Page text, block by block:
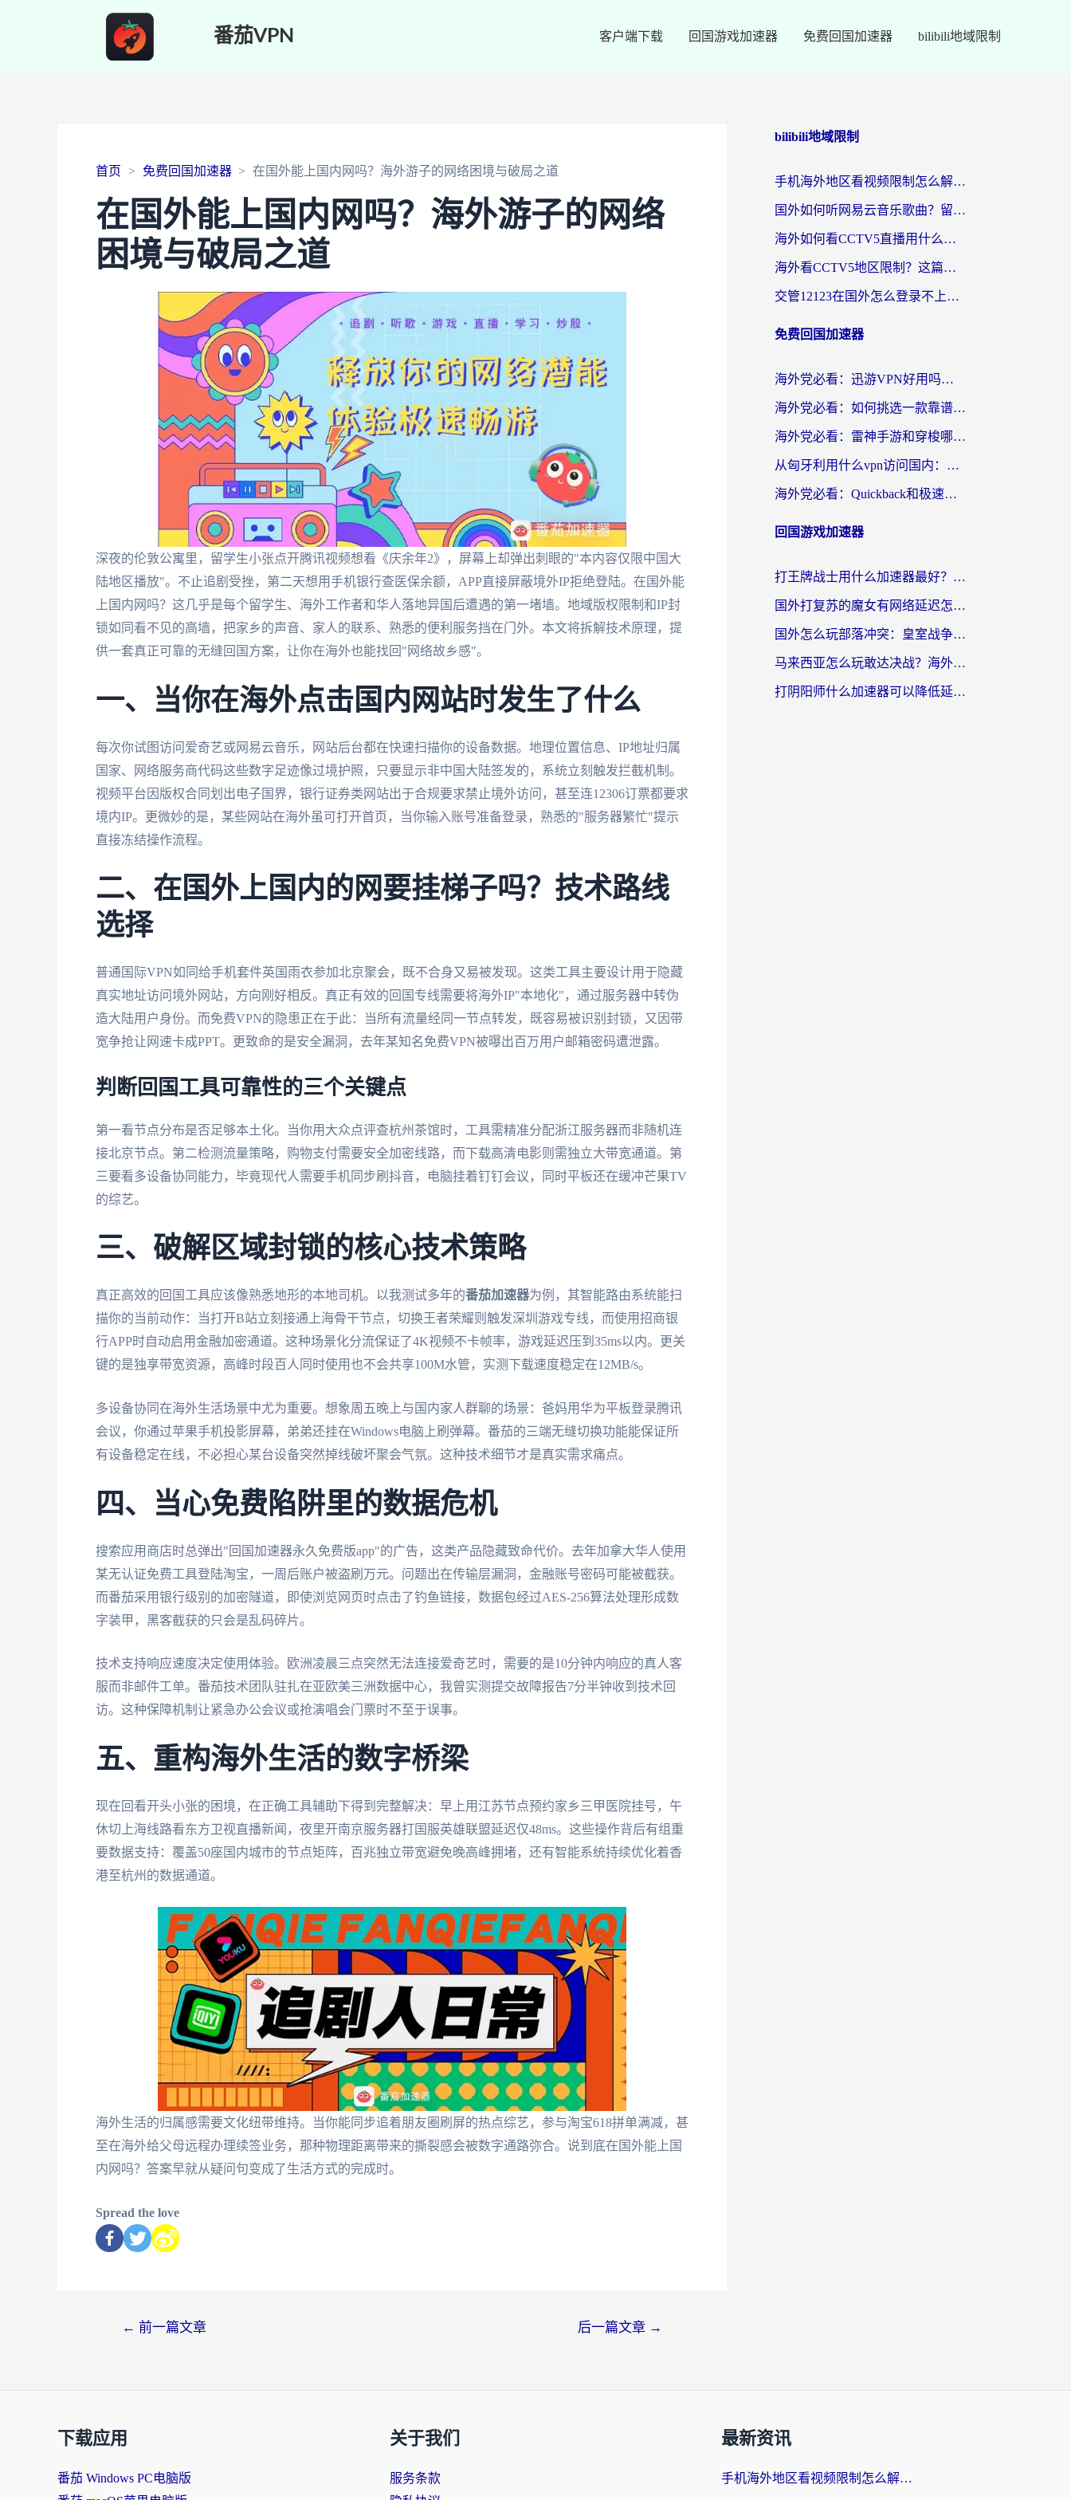
番茄VPN 客户端下载 回国游戏加速器 免费回国加速器 bilibili地域限制
首页 免费回国加速器 在国外能上国内网吗？海外游子的网络困境与破局之道
在国外能上国内网吗？海外游子的网络
困境与破局之道
深夜的伦敦公寓里，留学生小张点开腾讯视频想看《庆余年2》，屏幕上却弹出刺眼的"本内容仅限中国大
陆地区播放"。不止追剧受挫，第二天想用手机银行查医保余额，APP直接屏蔽境外IP拒绝登陆。在国外能
上国内网吗？这几乎是每个留学生、海外工作者和华人落地异国后遭遇的第一堵墙。地域版权限制和IP封
锁如同看不见的高墙，把家乡的声音、家人的联系、熟悉的便利服务挡在门外。本文将拆解技术原理，提
供一套真正可靠的无缝回国方案，让你在海外也能找回"网络故乡感"。
一、当你在海外点击国内网站时发生了什么
每次你试图访问爱奇艺或网易云音乐，网站后台都在快速扫描你的设备数据。地理位置信息、IP地址归属
国家、网络服务商代码这些数字足迹像过境护照，只要显示非中国大陆签发的，系统立刻触发拦截机制。
视频平台因版权合同划出电子国界，银行证券类网站出于合规要求禁止境外访问，甚至连12306订票都要求
境内IP。更微妙的是，某些网站在海外虽可打开首页，当你输入账号准备登录，熟悉的"服务器繁忙"提示
直接冻结操作流程。
二、在国外上国内的网要挂梯子吗？技术路线
选择
普通国际VPN如同给手机套件英国雨衣参加北京聚会，既不合身又易被发现。这类工具主要设计用于隐藏
真实地址访问境外网站，方向刚好相反。真正有效的回国专线需要将海外IP"本地化"，通过服务器中转伪
造大陆用户身份。而免费VPN的隐患正在于此：当所有流量经同一节点转发，既容易被识别封锁，又因带
宽争抢让网速卡成PPT。更致命的是安全漏洞，去年某知名免费VPN被曝出百万用户邮箱密码遭泄露。
判断回国工具可靠性的三个关键点
第一看节点分布是否足够本土化。当你用大众点评查杭州茶馆时，工具需精准分配浙江服务器而非随机连
接北京节点。第二检测流量策略，购物支付需要安全加密线路，而下载高清电影则需独立大带宽通道。第
三要看多设备协同能力，毕竟现代人需要手机同步刷抖音，电脑挂着钉钉会议，同时平板还在缓冲芒果TV
的综艺。
三、破解区域封锁的核心技术策略
真正高效的回国工具应该像熟悉地形的本地司机。以我测试多年的番茄加速器为例，其智能路由系统能扫
描你的当前动作：当打开B站立刻接通上海骨干节点，切换王者荣耀则触发深圳游戏专线，而使用招商银
行APP时自动启用金融加密通道。这种场景化分流保证了4K视频不卡帧率，游戏延迟压到35ms以内。更关
键的是独享带宽资源，高峰时段百人同时使用也不会共享100M水管，实测下载速度稳定在12MB/s。
多设备协同在海外生活场景中尤为重要。想象周五晚上与国内家人群聊的场景：爸妈用华为平板登录腾讯
会议，你通过苹果手机投影屏幕，弟弟还挂在Windows电脑上刷弹幕。番茄的三端无缝切换功能能保证所
有设备稳定在线，不必担心某台设备突然掉线破坏聚会气氛。这种技术细节才是真实需求痛点。
四、当心免费陷阱里的数据危机
搜索应用商店时总弹出"回国加速器永久免费版app"的广告，这类产品隐藏致命代价。去年加拿大华人使用
某无认证免费工具登陆淘宝，一周后账户被盗刷万元。问题出在传输层漏洞，金融账号密码可能被截获。
而番茄采用银行级别的加密隧道，即使浏览网页时点击了钓鱼链接，数据包经过AES-256算法处理形成数
字装甲，黑客截获的只会是乱码碎片。
技术支持响应速度决定使用体验。欧洲凌晨三点突然无法连接爱奇艺时，需要的是10分钟内响应的真人客
服而非邮件工单。番茄技术团队驻扎在亚欧美三洲数据中心，我曾实测提交故障报告7分半钟收到技术回
访。这种保障机制让紧急办公会议或抢演唱会门票时不至于误事。
五、重构海外生活的数字桥梁
现在回看开头小张的困境，在正确工具辅助下得到完整解决：早上用江苏节点预约家乡三甲医院挂号，午
休切上海线路看东方卫视直播新闻，夜里开南京服务器打国服英雄联盟延迟仅48ms。这些操作背后有组重
要数据支持：覆盖50座国内城市的节点矩阵，百兆独立带宽避免晚高峰拥堵，还有智能系统持续优化着香
港至杭州的数据通道。
海外生活的归属感需要文化纽带维持。当你能同步追着朋友圈刷屏的热点综艺，参与淘宝618拼单满减，甚
至在海外给父母远程办理续签业务，那种物理距离带来的撕裂感会被数字通路弥合。说到底在国外能上国
内网吗？答案早就从疑问句变成了生活方式的完成时。
Spread the love
← 前一篇文章 后一篇文章 →
bilibili地域限制
手机海外地区看视频限制怎么解决？留学生亲测有效的回国加速器指南
国外如何听网易云音乐歌曲？留学生亲测有效的回国加速方案
海外如何看CCTV5直播用什么平台？2026最新指南：看欧洲杯、中超、奥运不再卡
海外看CCTV5地区限制？这篇指南帮你流畅看欧洲杯、NBA还听中文解说
交管12123在国外怎么登录不上？海外华人必看的回国加速器选择指南
免费回国加速器
海外党必看：迅游VPN好用吗？和OurPlay VPN对比哪个回国效果更好？附真实体验测评
海外党必看：如何挑选一款靠谱的PC端VPN，让回国冲浪不再卡顿
海外党必看：雷神手游和穿梭哪个好？3步教你选对回国加速器（附实测对比）
从匈牙利用什么vpn访问国内：一份海外游子的网络归乡指南
海外党必看：Quickback和极速穿梭VPN好用吗？3步选对回国加速器实现无缝刷国内资源
回国游戏加速器
打王牌战士用什么加速器最好？海外玩家的终极选择指南
国外打复苏的魔女有网络延迟怎么办？2026海外玩家国服游戏加速全攻略
国外怎么玩部落冲突：皇室战争不卡？海外玩家畅玩国服游戏终极指南
马来西亚怎么玩敢达决战？海外党国服游戏加速避坑指南（附实测推荐）
打阴阳师什么加速器可以降低延迟？海外玩家的真实困境与破局
下载应用
番茄 Windows PC电脑版
关于我们
服务条款
最新资讯
手机海外地区看视频限制怎么解决？留学生亲测有效的回国加速器指南